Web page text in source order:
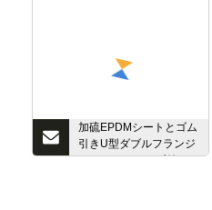
加硫EPDMシートとゴム
引きU型ダブルフランジ
バタフライバルブ付